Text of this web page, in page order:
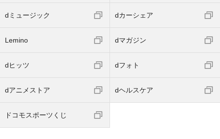
dミュージック dカーシェア
Lemino dマガジン
dヒッツ dフォト
dアニメストア dヘルスケア
ドコモスポーツくじ